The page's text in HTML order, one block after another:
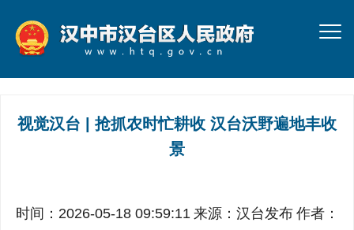
视觉汉台 | 抢抓农时忙耕收 汉台沃野遍地丰收
景
时间：2026-05-18 09:59:11 来源： 汉台发布 作者：